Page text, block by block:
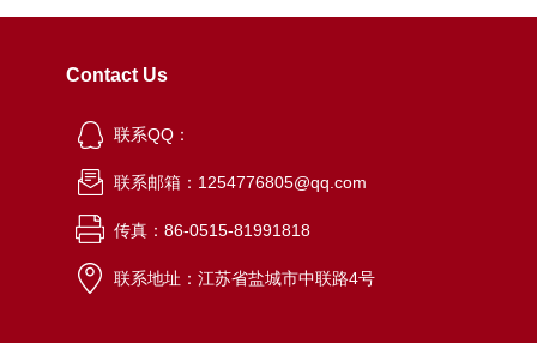
Contact Us
联系QQ：
联系邮箱：1254776805@qq.com
传真：86-0515-81991818
联系地址：江苏省盐城市中联路4号